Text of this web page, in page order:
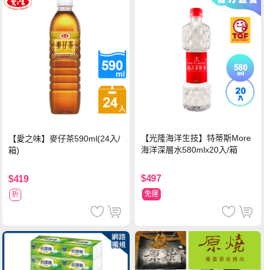
【愛之味】麥仔茶590ml(24入/
箱)
$419
折
【光隆海洋生技】特蒂斯More
海洋深層水580mlx20入/箱
$497
免運